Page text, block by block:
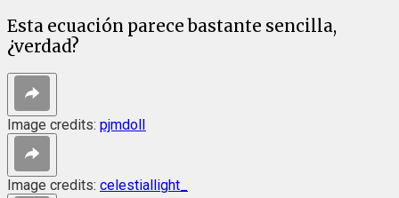
Esta ecuación parece bastante sencilla,
¿verdad?
Image credits: pjmdolI
Image credits: celestiallight_